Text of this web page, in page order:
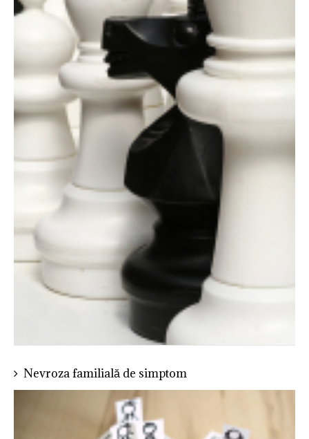
Nevroza familială de simptom